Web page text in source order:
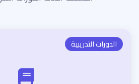
الدورات التدريبية